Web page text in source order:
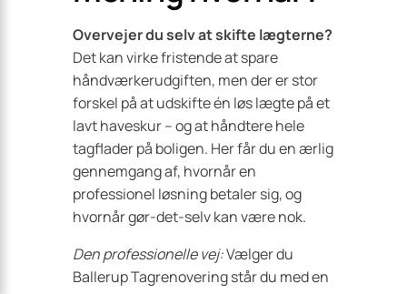
Overvejer du selv at skifte lægterne?
Det kan virke fristende at spare
håndværkerudgiften, men der er stor
forskel på at udskifte én løs lægte på et
lavt haveskur – og at håndtere hele
tagflader på boligen. Her får du en ærlig
gennemgang af, hvornår en
professionel løsning betaler sig, og
hvornår gør-det-selv kan være nok.
Den professionelle vej:Vælger du
Ballerup Tagrenovering står du med en